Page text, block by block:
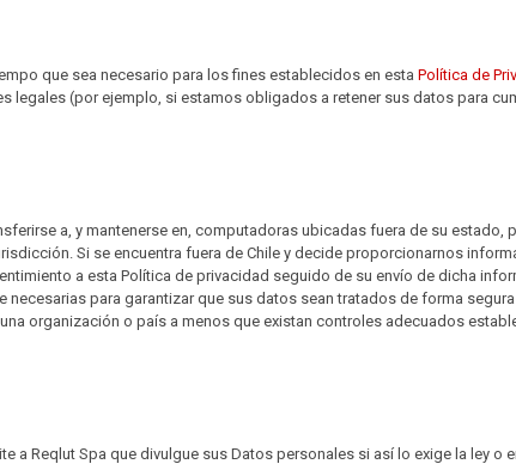
que sea necesario para los fines establecidos en esta Política de
legales (por ejemplo, si estamos obligados a retener sus datos para
a, y mantenerse en, computadoras ubicadas fuera de su
Si se encuentra fuera de Chile y decide proporcionarnos
a esta Política de privacidad seguido de su envío de dicha
para garantizar que sus datos sean tratados de forma
organización o país a menos que existan controles adecuados
a Reqlut Spa que divulgue sus Datos personales si así lo exige la ley